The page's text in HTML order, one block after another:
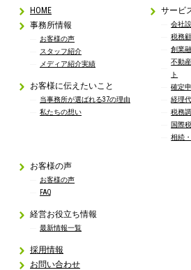
HOME
事務所情報
お客様の声
スタッフ紹介
メディア紹介実績
お客様に伝えたいこと
当事務所が選ばれる37の理由
私たちの想い
サービ
会社
税務
創業
不動
ト
確定
経理
税務
国際
相続
お客様の声
お客様の声
FAQ
経営お役立ち情報
最新情報一覧
採用情報
お問い合わせ